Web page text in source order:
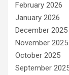
February 2026
January 2026
December 2025
November 2025
October 2025
September